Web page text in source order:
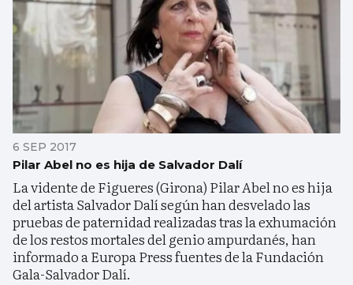
6 SEP 2017
Pilar Abel no es hija de Salvador Dalí
La vidente de Figueres (Girona) Pilar Abel no es hija
del artista Salvador Dalí según han desvelado las
pruebas de paternidad realizadas tras la exhumación
de los restos mortales del genio ampurdanés, han
informado a Europa Press fuentes de la Fundación
Gala-Salvador Dalí.